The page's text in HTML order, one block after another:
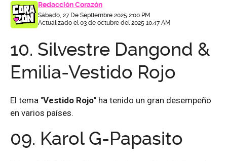
Redacción Corazón
Sábado, 27 De Septiembre 2025 2:00 PM
Actualizado el 03 de octubre del 2025 10:47 AM
10. Silvestre Dangond &
Emilia-Vestido Rojo
El tema "Vestido Rojo" ha tenido un gran desempeño
en varios países.
09. Karol G-Papasito